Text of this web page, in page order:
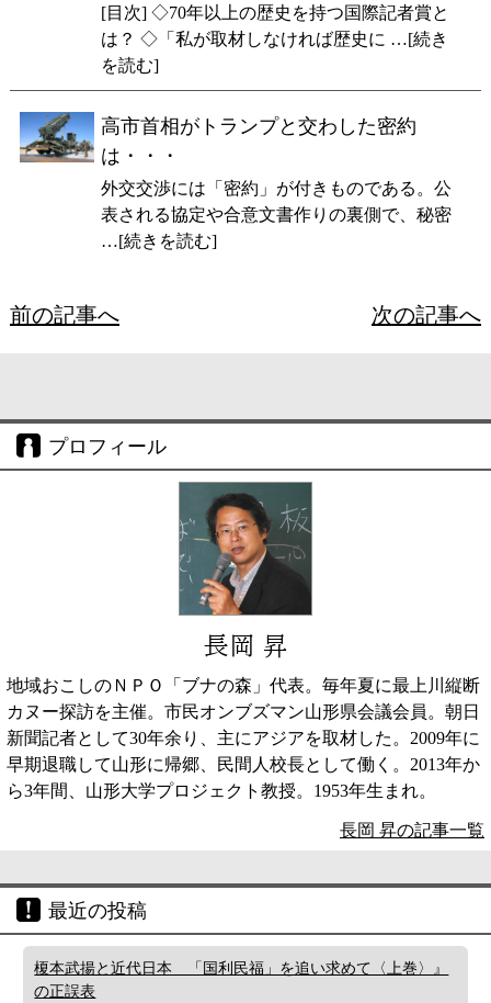
[目次] ◇70年以上の歴史を持つ国際記者賞と
は？ ◇「私が取材しなければ歴史に …[続き
を読む]
高市首相がトランプと交わした密約
は・・・
外交交渉には「密約」が付きものである。公
表される協定や合意文書作りの裏側で、秘密
…[続きを読む]
前の記事へ 次の記事へ
プロフィール
長岡 昇
地域おこしのＮＰＯ「ブナの森」代表。毎年夏に最上川縦断
カヌー探訪を主催。市民オンブズマン山形県会議会員。朝日
新聞記者として30年余り、主にアジアを取材した。2009年に
早期退職して山形に帰郷、民間人校長として働く。2013年か
ら3年間、山形大学プロジェクト教授。1953年生まれ。
長岡 昇の記事一覧
最近の投稿
榎本武揚と近代日本 「国利民福」を追い求めて〈上巻〉』
の正誤表